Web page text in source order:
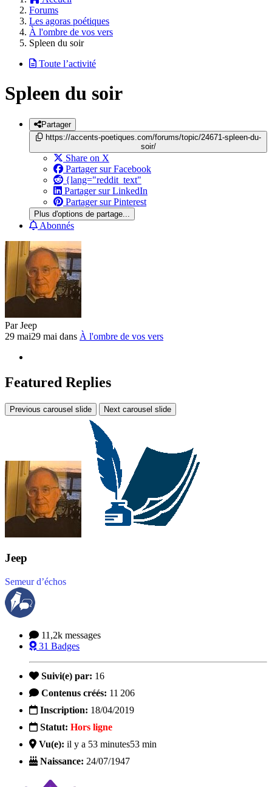
Forums
Les agoras poétiques
À l'ombre de vos vers
Spleen du soir
Toute l’activité
Spleen du soir
Partager
https://accents-poetiques.com/forums/topic/24671-spleen-du-
soir/
Share on X
Partager sur Facebook
{lang="reddit_text"
Partager sur LinkedIn
Partager sur Pinterest
Plus d'options de partage...
Abonnés
ParJeep
29 mai29 mai dans À l'ombre de vos vers
Featured Replies
Previous carousel slide Next carousel slide
Jeep
Semeur d’échos
11,2k messages
31 Badges
Suivi(e) par: 16
Contenus créés: 11 206
Inscription: 18/04/2019
Statut: Hors ligne
Vu(e): il y a 53 minutes53 min
Naissance: 24/07/1947